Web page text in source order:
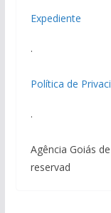
Expediente
·
Política de
·
Agência Goiás
reservad